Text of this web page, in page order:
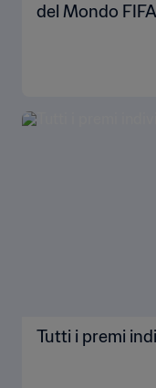
del Mondo
Tutti i premi